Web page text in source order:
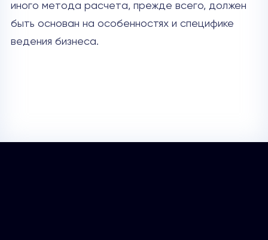
иного метода расчета, прежде всего, должен
быть основан на особенностях и специфике
ведения бизнеса.